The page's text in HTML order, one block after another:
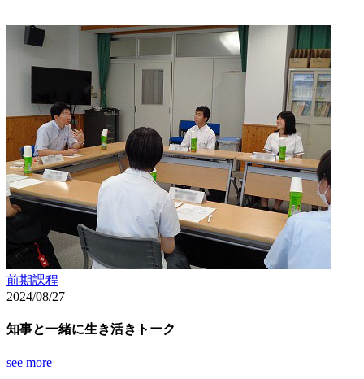
前期課程
2024/08/27
知事と一緒に生き活きトーク
see more